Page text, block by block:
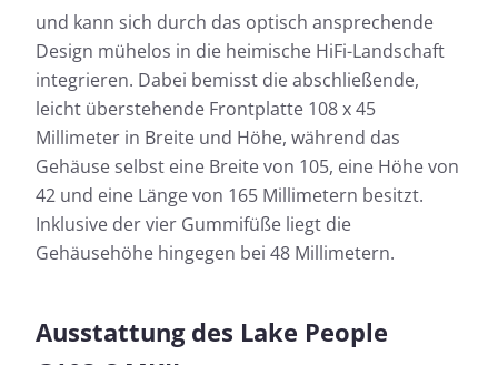
und kann sich durch das optisch ansprechende
Design mühelos in die heimische HiFi-Landschaft
integrieren. Dabei bemisst die abschließende,
leicht überstehende Frontplatte 108 x 45
Millimeter in Breite und Höhe, während das
Gehäuse selbst eine Breite von 105, eine Höhe von
42 und eine Länge von 165 Millimetern besitzt.
Inklusive der vier Gummifüße liegt die
Gehäusehöhe hingegen bei 48 Millimetern.
Ausstattung des Lake People